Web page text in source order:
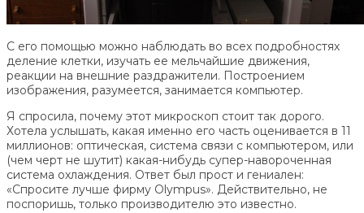
С его помощью можно наблюдать во всех подробностях
деление клетки, изучать ее мельчайшие движения,
реакции на внешние раздражители. Построением
изображения, разумеется, занимается компьютер.
Я спросила, почему этот микроскоп стоит так дорого.
Хотела услышать, какая именно его часть оценивается в 11
миллионов: оптическая, система связи с компьютером, или
(чем черт не шутит) какая-нибудь супер-навороченная
система охлаждения. Ответ был прост и гениален:
«Спросите лучше фирму Olympus». Действительно, не
поспоришь, только производителю это известно.